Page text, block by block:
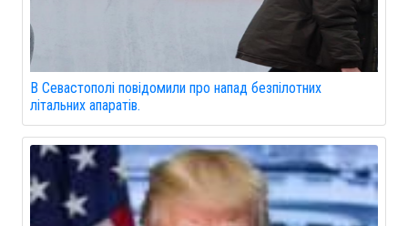
В Севастополі повідомили про напад безпілотних
літальних апаратів.